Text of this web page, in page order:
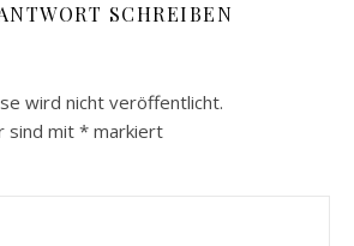
SCHREIBEN
wird nicht veröffentlicht.
sind mit * markiert